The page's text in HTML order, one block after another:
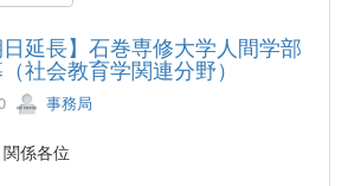
日延長】石巻専修大学人間学部
社会教育学関連分野）
事務局
係各位